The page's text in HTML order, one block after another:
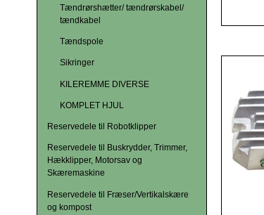
Tændrørshætter/ tændrørskabel/
tændkabel
Tændspole
Sikringer
KILEREMME DIVERSE
KOMPLET HJUL
Reservedele til Robotklipper
Reservedele til Buskrydder, Trimmer,
Hækklipper, Motorsav og
Skæremaskine
Reservedele til Fræser/Vertikalskære
og kompost